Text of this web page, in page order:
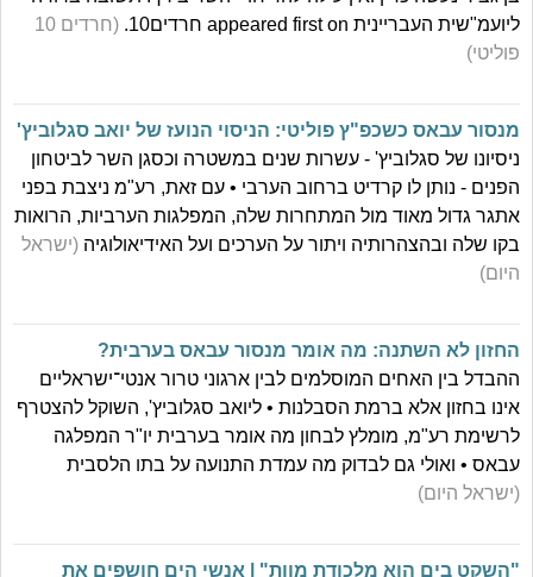
ליועמ"שית העבריינית appeared first on חרדים10.
(חרדים 10
פוליטי)
מנסור עבאס כשכפ"ץ פוליטי: הניסוי הנועז של יואב סגלוביץ'
ניסיונו של סגלוביץ' - עשרות שנים במשטרה וכסגן השר לביטחון
הפנים - נותן לו קרדיט ברחוב הערבי • עם זאת, רע"מ ניצבת בפני
אתגר גדול מאוד מול המתחרות שלה, המפלגות הערביות, הרואות
בקו שלה ובהצהרותיה ויתור על הערכים ועל האידיאולוגיה (ישראל
היום)
החזון לא השתנה: מה אומר מנסור עבאס בערבית?
ההבדל בין האחים המוסלמים לבין ארגוני טרור אנטי־ישראליים
אינו בחזון אלא ברמת הסבלנות • ליואב סגלוביץ', השוקל להצטרף
לרשימת רע"מ, מומלץ לבחון מה אומר בערבית יו"ר המפלגה
עבאס • ואולי גם לבדוק מה עמדת התנועה על בתו הלסבית
(ישראל היום)
"השקט בים הוא מלכודת מוות" | אנשי הים חושפים את